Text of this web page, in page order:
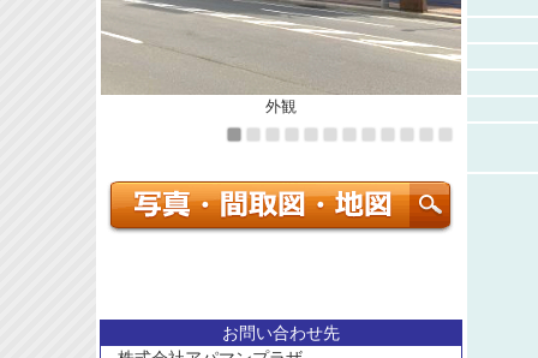
お問い合わせ先